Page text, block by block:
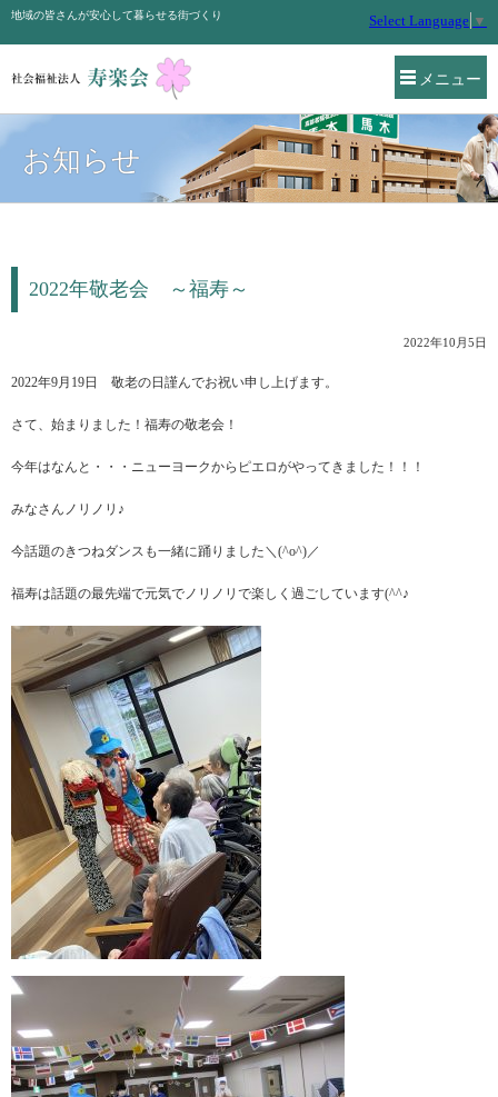
メニュー
地域の皆さんが安心して暮らせる街づくり Select Language ▼
お知らせ
2022年敬老会 ～福寿～
2022年10月5日
2022年9月19日 敬老の日謹んでお祝い申し上げます。
さて、始まりました！福寿の敬老会！
今年はなんと・・・ニューヨークからピエロがやってきました！！！
みなさんノリノリ♪
今話題のきつねダンスも一緒に踊りました＼(^o^)／
福寿は話題の最先端で元気でノリノリで楽しく過ごしています(^^♪